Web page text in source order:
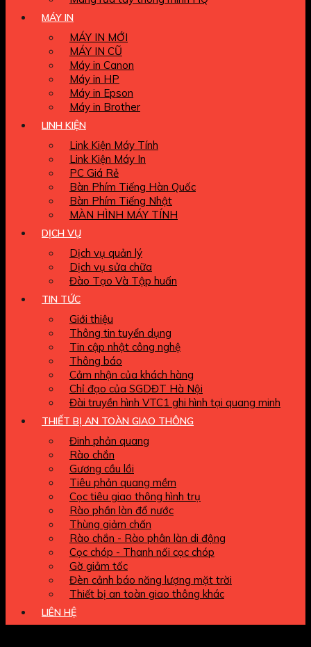
MÁY IN
MÁY IN MỚI
MÁY IN CŨ
Máy in Canon
Máy in HP
Máy in Epson
Máy in Brother
LINH KIỆN
Link Kiện Máy Tính
Link Kiện Máy In
PC Giá Rẻ
Bàn Phím Tiếng Hàn Quốc
Bàn Phím Tiếng Nhật
MÀN HÌNH MÁY TÍNH
DỊCH VỤ
Dịch vụ quản lý
Dịch vụ sửa chữa
Đào Tạo Và Tập huấn
TIN TỨC
Giới thiệu
Thông tin tuyển dụng
Tin cập nhật công nghệ
Thông báo
Cảm nhận của khách hàng
Chỉ đạo của SGDĐT Hà Nội
Đài truyền hình VTC1 ghi hình tại quang minh
THIẾT BỊ AN TOÀN GIAO THÔNG
Đinh phản quang
Rào chắn
Gương cầu lồi
Tiêu phản quang mềm
Cọc tiêu giao thông hình trụ
Rào phần làn đổ nước
Thùng giảm chấn
Rào chắn - Rào phân làn di động
Cọc chóp - Thanh nối cọc chóp
Gờ giảm tốc
Đèn cảnh báo năng lượng mặt trời
Thiết bị an toàn giao thông khác
LIÊN HỆ